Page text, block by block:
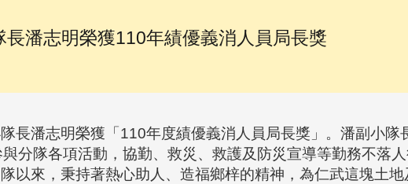
潘志明榮獲110年績優義消人員局長獎
潘志明榮獲「110年度績優義消人員局長獎」。潘副小隊
分隊各項活動，協勤、救災、救護及防災宣導等勤務不落人
來，秉持著熱心助人、造福鄉梓的精神，為仁武這塊土地